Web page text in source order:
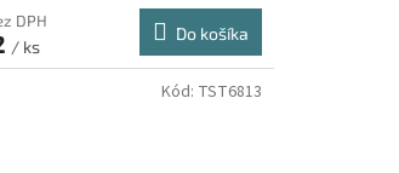
DPH
/ ks
Do košíka
Kód: TST6813